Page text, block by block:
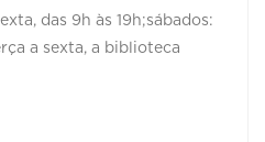
das 9h às 19h;sábados:
a sexta, a biblioteca